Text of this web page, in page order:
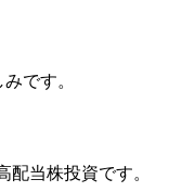
です。
当株投資です。